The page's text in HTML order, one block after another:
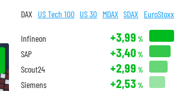
DAX US Tech 100 US 30 MDAX SDAX EuroStoxx
Infineon +3,99 %
SAP +3,40 %
Scout24 +2,99 %
Siemens +2,53 %